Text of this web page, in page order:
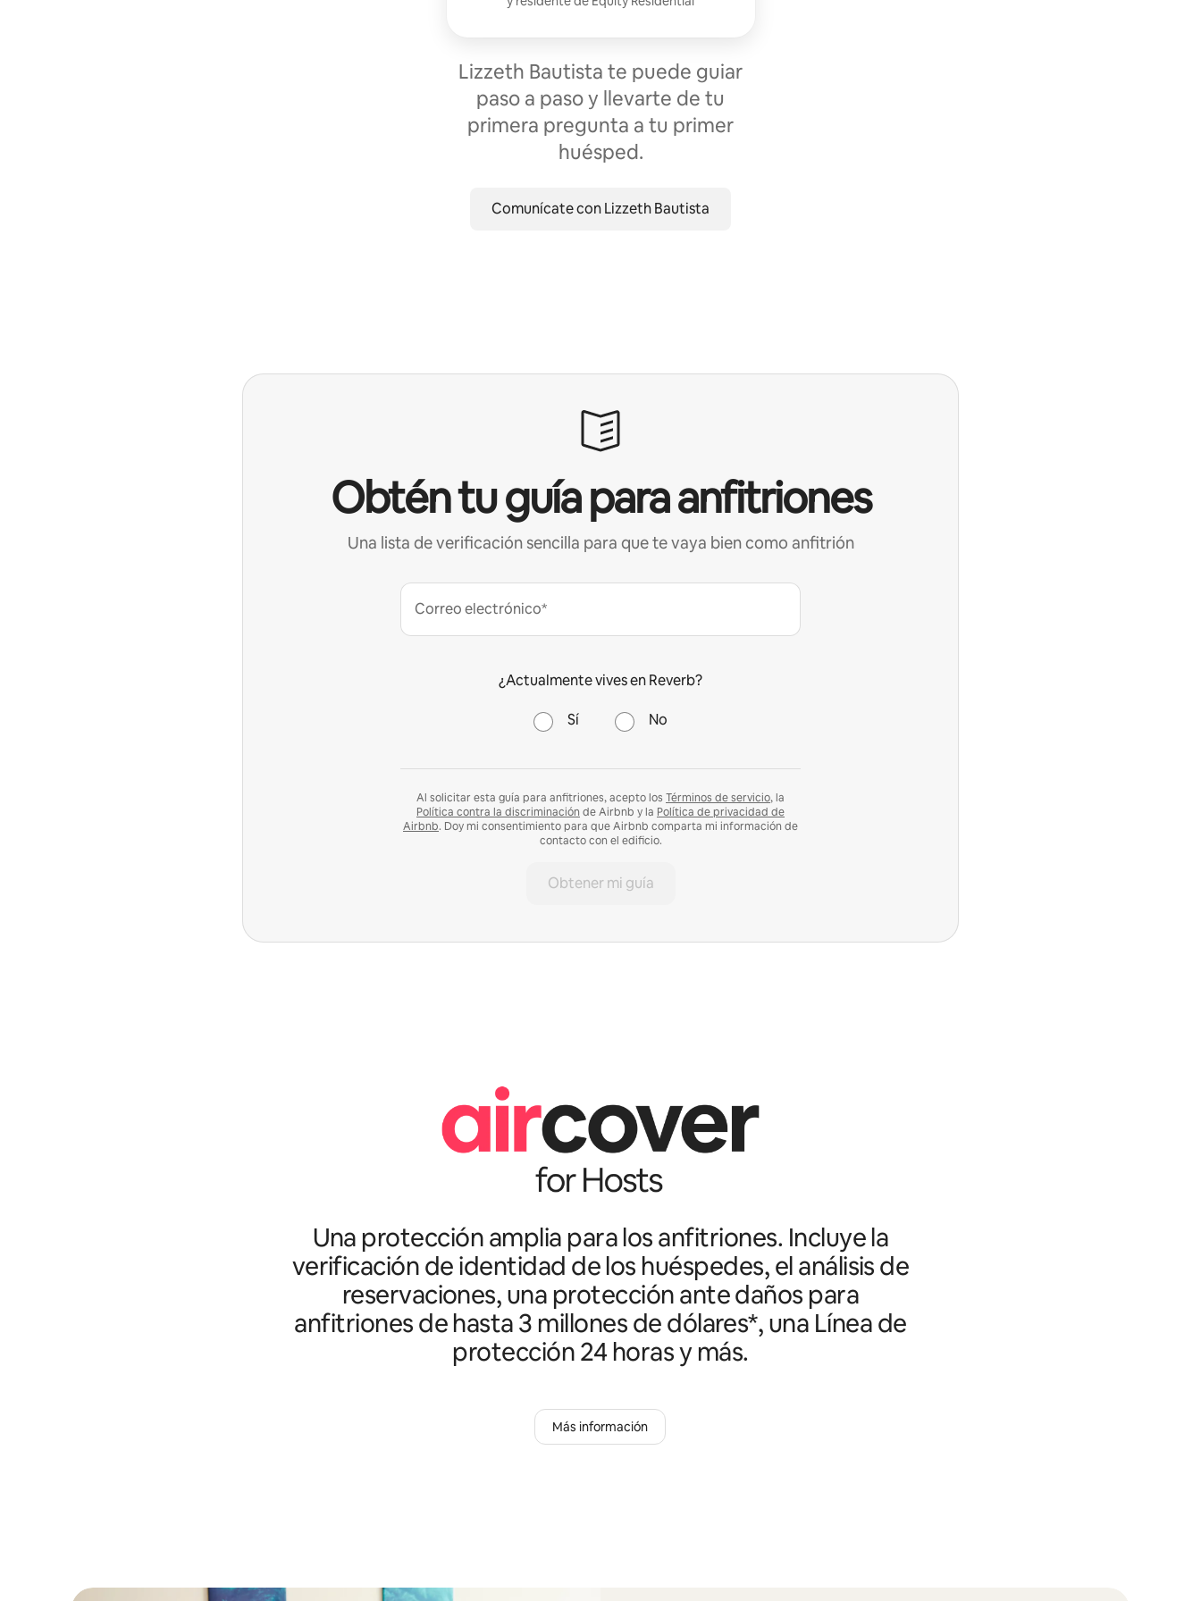
Lizzeth Bautista te puede guiar
paso a paso y llevarte de tu
primera pregunta a tu primer
huésped.
Comunícate con Lizzeth Bautista
Obtén tu guía para anfitriones
Una lista de verificación sencilla para que te vaya bien como anfitrión
Correo electrónico*
¿Actualmente vives en Reverb?
Sí No
Al solicitar esta guía para anfitriones, acepto los Términos de servicio, la
Política contra la discriminación de Airbnb y la Política de privacidad de
Airbnb. Doy mi consentimiento para que Airbnb comparta mi información de
contacto con el edificio.
Obtener mi guía
Una protección amplia para los anfitriones. Incluye la
verificación de identidad de los huéspedes, el análisis de
reservaciones, una protección ante daños para
anfitriones de hasta 3 millones de dólares*, una Línea de
protección 24 horas y más.
Más información